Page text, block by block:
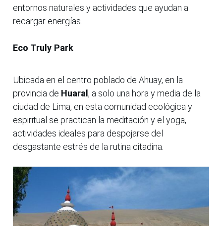
entornos naturales y actividades que ayudan a
recargar energías.
Eco Truly Park
Ubicada en el centro poblado de Ahuay, en la
provincia de Huaral , a solo una hora y media de la
ciudad de Lima, en esta comunidad ecológica y
espiritual se practican la meditación y el yoga,
actividades ideales para despojarse del
desgastante estrés de la rutina citadina.